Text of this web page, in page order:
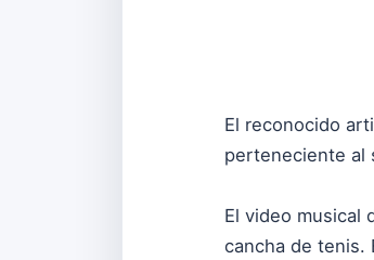
El reconocido
perteneciente al
El video musical
cancha de tenis.